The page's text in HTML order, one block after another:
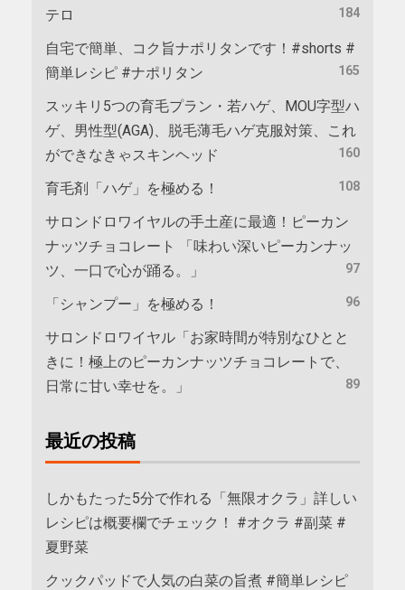
テロ
184
自宅で簡単、コク旨ナポリタンです！#shorts #
簡単レシピ #ナポリタン
165
スッキリ5つの育毛プラン・若ハゲ、MOU字型ハ
ゲ、男性型(AGA)、脱毛薄毛ハゲ克服対策、これ
ができなきゃスキンヘッド
160
育毛剤「ハゲ」を極める！ 108
サロンドロワイヤルの手土産に最適！ピーカン
ナッツチョコレート 「味わい深いピーカンナッ
ツ、一口で心が踊る。」
97
「シャンプー」を極める！ 96
サロンドロワイヤル「お家時間が特別なひとと
きに！極上のピーカンナッツチョコレートで、
日常に甘い幸せを。」
89
最近の投稿
しかもたった5分で作れる「無限オクラ」詳しい
レシピは概要欄でチェック！ #オクラ #副菜 #
夏野菜
クックパッドで人気の白菜の旨煮 #簡単レシピ